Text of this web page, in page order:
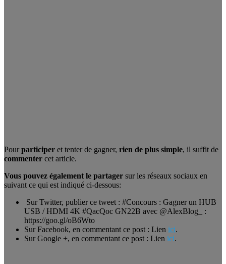
Pourparticiper et tenter de gagner, rien de plus simple, il suffit de
commenter cet article.
Vous pouvez également le partager sur les réseaux sociaux en
suivant ce qui est indiqué ci-dessous:
Sur Twitter, publier ce tweet : #Concours : Gagner un HUB
USB / HDMI 4K #QacQoc GN22B avec @AlexBlog_ :
https://goo.gl/oB6Wto
Sur Facebook, en commentant ce post : Lien ici.
Sur Google +, en commentant ce post : Lien ici.